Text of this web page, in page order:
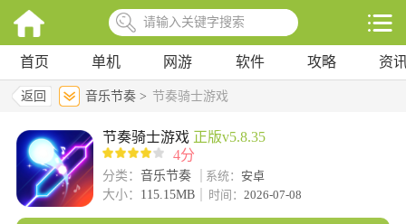
首页 单机 网游 软件 攻略 资
返回 音乐节奏 > 节奏骑士游戏
节奏骑士游戏 正版v5.8.35
4分
分类： 音乐节奏 系统： 安卓
大小： 115.15MB 时间： 2026-07-08